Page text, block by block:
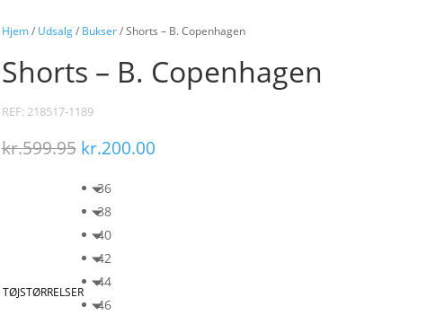
Hjem/ Udsalg/ Bukser/ Shorts – B. Copenhagen
Shorts – B. Copenhagen
REF: 218517-1189
kr.599.95 Den
pris
var:
kr.599.95.
kr.200.00Den
TØJSTØRRELSER
36
38
40
42
44
46